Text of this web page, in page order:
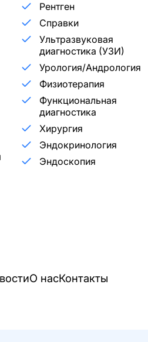
Рентген
Справки
Ультразвуковая
диагностика (УЗИ)
Урология/Андрология
Физиотерапия
Функциональная
диагностика
Хирургия
Эндокринология
Эндоскопия
О насКонтакты